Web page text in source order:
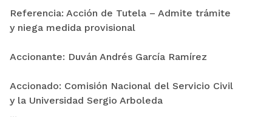
Referencia: Acción de Tutela – Admite trámite
y niega medida provisional
Accionante: Duván Andrés García Ramírez
Accionado: Comisión Nacional del Servicio Civil
y la Universidad Sergio Arboleda